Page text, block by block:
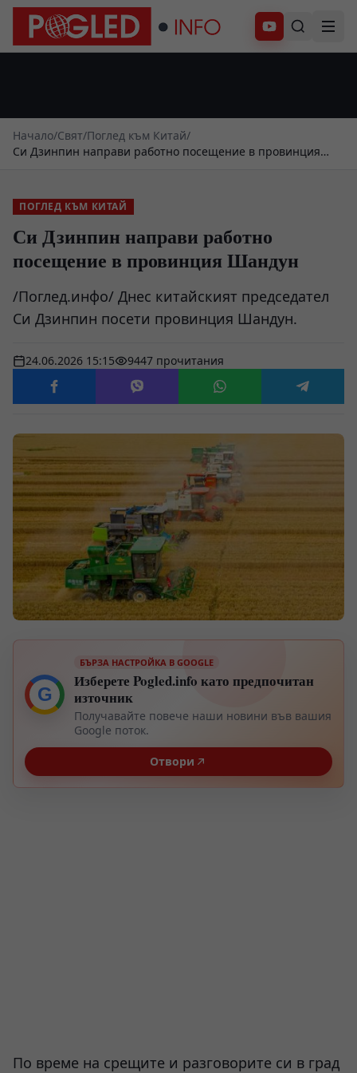
Абонирай се
Начало/Свят/Поглед към Китай/
Си Дзинпин направи работно посещение в провинция
ПОГЛЕД КЪМ КИТАЙ
Си Дзинпин направи работно
посещение в провинция Шандун
/Поглед.инфо/ Днес китайският председател
Си Дзинпин посети провинция Шандун.
24.06.2026 15:15 9447 прочитания
G
БЪРЗА НАСТРОЙКА В GOOGLE
Изберете Pogled.info като предпочитан
източник
Получавайте повече наши новини във вашия
Google поток.
Отвори
По време на срещите и разговорите си в град